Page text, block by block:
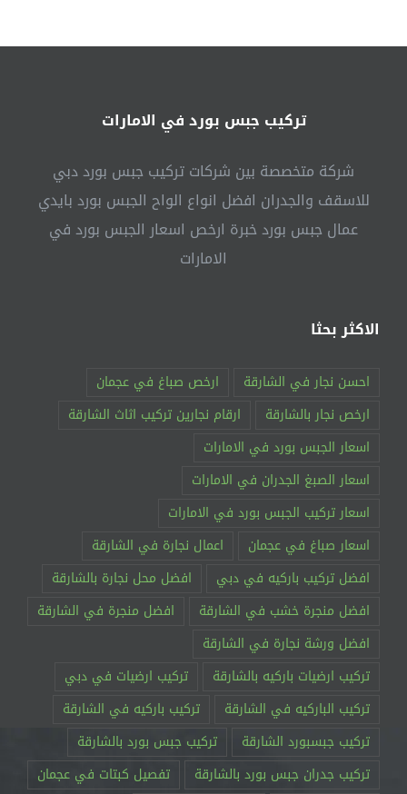
نجارة
تركيب جبس بورد في الامارات
شركة متخصصة بين شركات تركيب جبس بورد دبي
للاسقف والجدران افضل انواع الواح الجبس بورد بايدي
عمال جبس بورد خبرة ارخص اسعار الجبس بورد في
الامارات
الاكثر بحثا
احسن نجار في الشارقة
ارخص صباغ في عجمان
ارخص نجار بالشارقة
ارقام نجارين تركيب اثاث الشارقة
اسعار الجبس بورد في الامارات
اسعار الصبغ الجدران في الامارات
اسعار تركيب الجبس بورد في الامارات
اسعار صباغ في عجمان
اعمال نجارة في الشارقة
افضل تركيب باركيه في دبي
افضل محل نجارة بالشارقة
افضل منجرة خشب في الشارقة
افضل منجرة في الشارقة
افضل ورشة نجارة في الشارقة
تركيب ارضيات باركيه بالشارقة
تركيب ارضيات في دبي
تركيب الباركيه في الشارقة
تركيب باركيه في الشارقة
تركيب جبسبورد الشارقة
تركيب جبس بورد بالشارقة
تركيب جدران جبس بورد بالشارقة
تفصيل كبتات في عجمان